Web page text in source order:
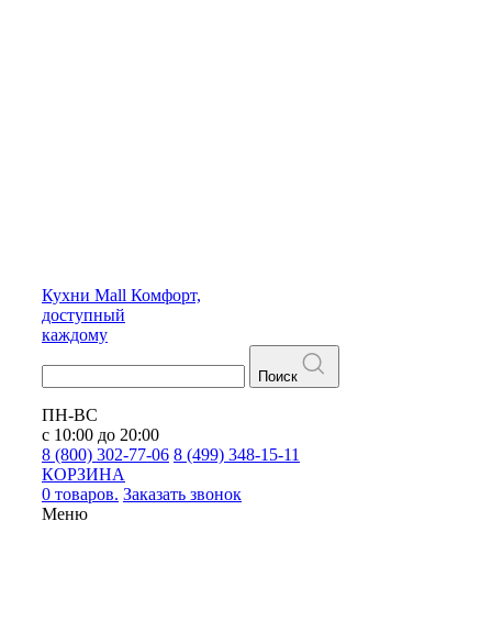
Кухни Mall Комфорт,
доступный
каждому
Поиск
ПН-ВС
с 10:00 до 20:00
8 (800) 302-77-06 8 (499) 348-15-11
КОРЗИНА
0 товаров. Заказать звонок
Меню